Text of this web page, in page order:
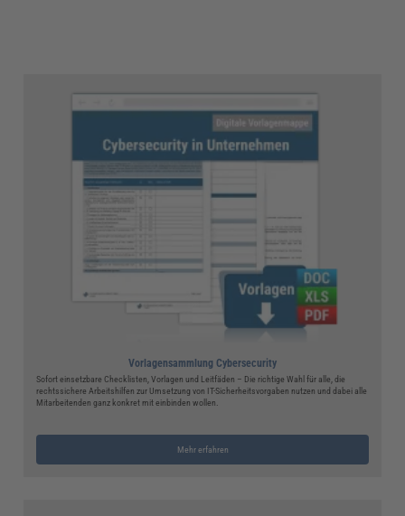
Vorlagensammlung Cybersecurity
Sofort einsetzbare Checklisten, Vorlagen und Leitfäden – Die richtige Wahl für alle, die
rechtssichere Arbeitshilfen zur Umsetzung von IT-Sicherheitsvorgaben nutzen und dabei alle
Mitarbeitenden ganz konkret mit einbinden wollen.
Mehr erfahren